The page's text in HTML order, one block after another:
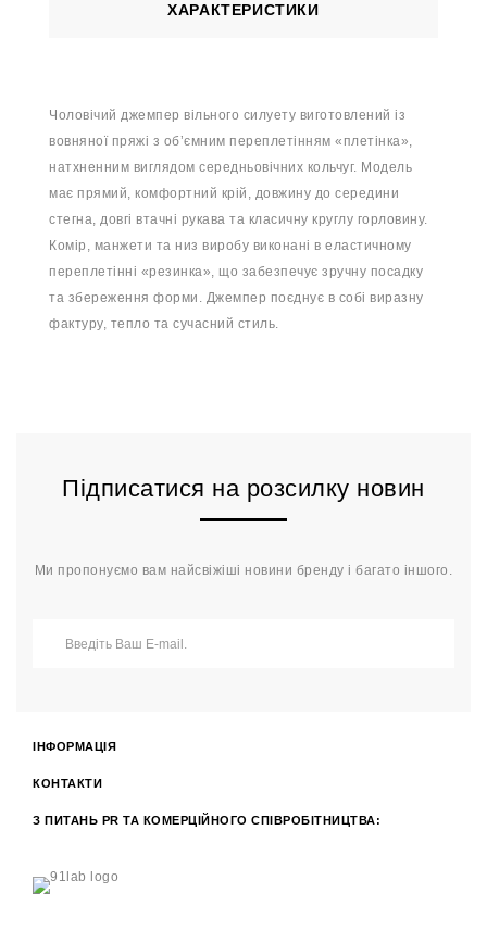
ХАРАКТЕРИСТИКИ
Чоловічий джемпер вільного силуету виготовлений із
вовняної пряжі з об’ємним переплетінням «плетінка»,
натхненним виглядом середньовічних кольчуг. Модель
має прямий, комфортний крій, довжину до середини
стегна, довгі втачні рукава та класичну круглу горловину.
Комір, манжети та низ виробу виконані в еластичному
переплетінні «резинка», що забезпечує зручну посадку
та збереження форми. Джемпер поєднує в собі виразну
фактуру, тепло та сучасний стиль.
Підписатися на розсилку новин
Ми пропонуємо вам найсвіжіші новини бренду і багато іншого.
ІНФОРМАЦІЯ
КОНТАКТИ
З ПИТАНЬ PR ТА КОМЕРЦІЙНОГО СПІВРОБІТНИЦТВА: